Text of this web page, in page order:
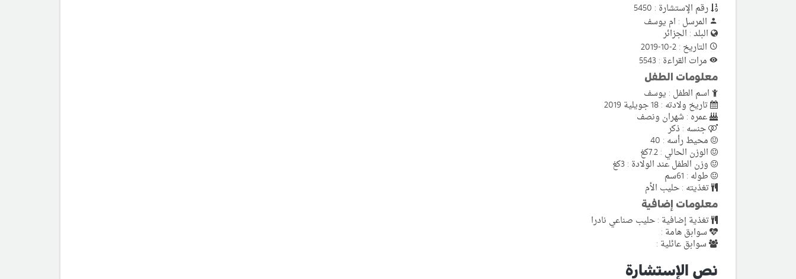
رقم الإستشارة : 5450
المرسل : ام يوسف
البلد : الجزائر
التاريخ : 2-10-2019
مرات القراءة : 5543
معلومات الطفل
اسم الطفل : يوسف
تاريخ ولادته : 18 جويلية 2019
عمره : شهران ونصف
جنسه : ذكر
محيط رأسه : 40
الوزن الحالي : 7.2كغ
وزن الطفل عند الولادة : 3كغ
طوله : 61سم
تغذيته : حليب الأم
معلومات إضافية
تغذية إضافية : حليب صناعي نادرا
سوابق هامة :
سوابق عائلية :
نص الإستشارة